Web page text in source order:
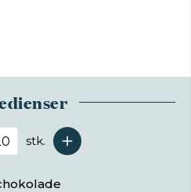
Antal serveringer
stk.